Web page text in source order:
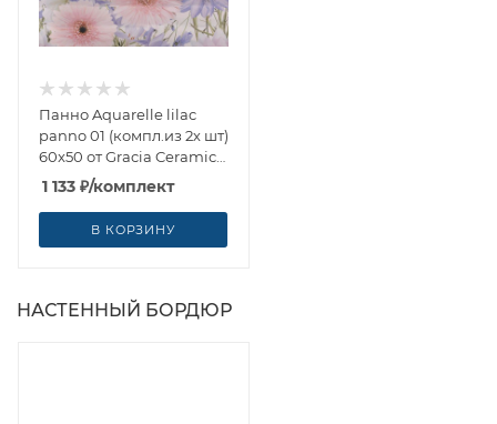
Панно Aquarelle lilac
panno 01 (компл.из 2х шт)
60x50 от Gracia Ceramica
(Россия)
1 133 ₽/комплект
В КОРЗИНУ
НАСТЕННЫЙ БОРДЮР